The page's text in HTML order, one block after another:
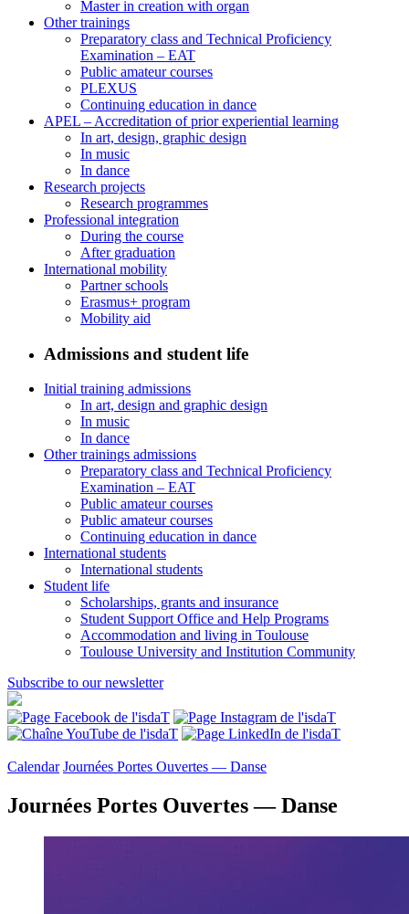
Master in creation with organ
Other trainings
Preparatory class and Technical Proficiency
Examination – EAT
Public amateur courses
PLEXUS
Continuing education in dance
APEL – Accreditation of prior experiential learning
In art, design, graphic design
In music
In dance
Research projects
Research programmes
Professional integration
During the course
After graduation
International mobility
Partner schools
Erasmus+ program
Mobility aid
Admissions and student life
Initial training admissions
In art, design and graphic design
In music
In dance
Other trainings admissions
Preparatory class and Technical Proficiency
Examination – EAT
Public amateur courses
Public amateur courses
Continuing education in dance
International students
International students
Student life
Scholarships, grants and insurance
Student Support Office and Help Programs
Accommodation and living in Toulouse
Toulouse University and Institution Community
Subscribe to our newsletter
Calendar Journées Portes Ouvertes — Danse
Journées Portes Ouvertes — Danse